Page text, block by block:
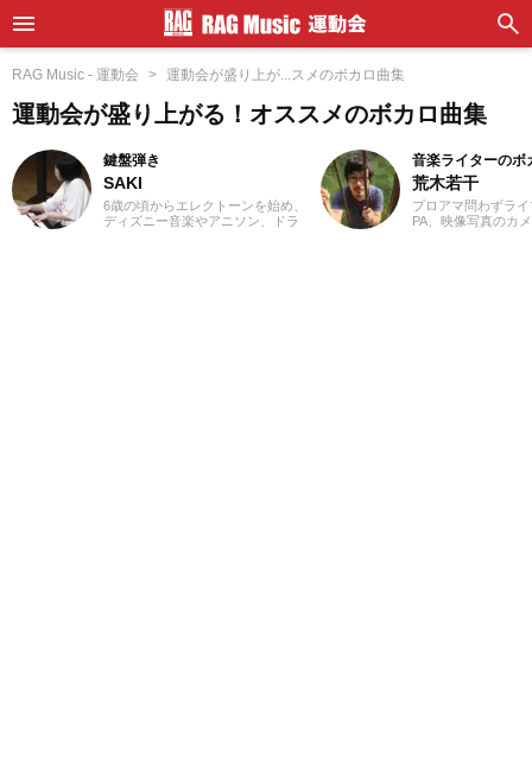
RAG Music - 運動会 運動会が盛り上が...スメのボカロ曲集
運動会が盛り上がる！オススメのボカロ曲集
鍵盤弾き
SAKI
6歳の頃からエレクトーンを始め、
ディズニー音楽やアニソン、ドラ
音楽ライターのボ
荒木若干
プロアマ問わずラ
PA、映像写真のカ